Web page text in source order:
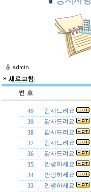
40
감사드려요
39
감사드려요
38
감사드려요
37
감사드려요
36
감사드려요
35
안녕하세요
34
안녕하세요
33
안녕하세요